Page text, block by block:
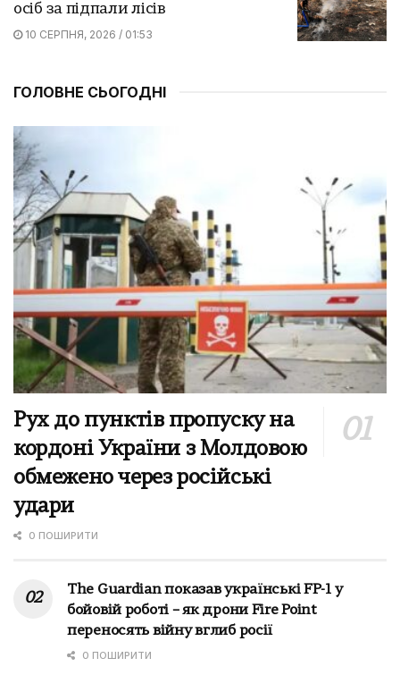
осіб за підпали лісів
10 СЕРПНЯ, 2026 / 01:53
ГОЛОВНЕ СЬОГОДНІ
Рух до пунктів пропуску на
кордоні України з Молдовою
обмежено через російські
удари
0 ПОШИРИТИ
The Guardian показав українські FP-1 у
бойовій роботі – як дрони Fire Point
переносять війну вглиб росії
0 ПОШИРИТИ